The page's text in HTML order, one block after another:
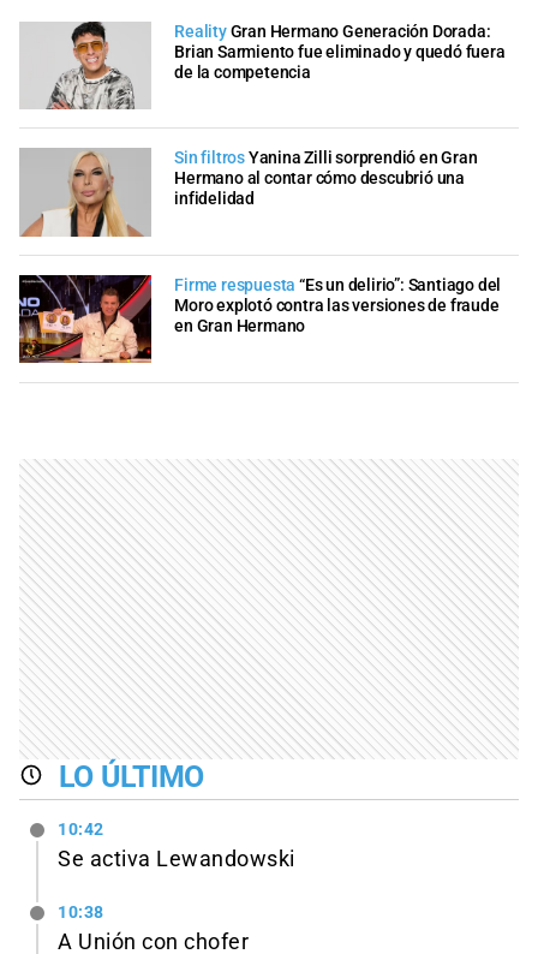
RealityGran Hermano Generación Dorada:
Brian Sarmiento fue eliminado y quedó fuera
de la competencia
Sin filtrosYanina Zilli sorprendió en Gran
Hermano al contar cómo descubrió una
infidelidad
Firme respuesta “Es un delirio”: Santiago del
Moro explotó contra las versiones de fraude
en Gran Hermano
LO ÚLTIMO
10:42
Se activa Lewandowski
10:38
A Unión con chofer